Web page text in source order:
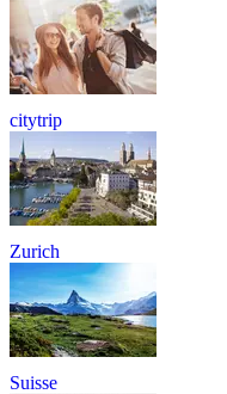
citytrip
Zurich
Suisse